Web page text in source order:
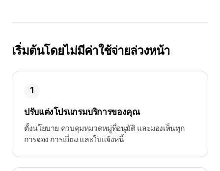
เริ่มต้นโดยไม่มีค่าใช้จ่ายล่วงหน้า
1
ปรับแต่งโปรแกรมบริการของคุณ
ตั้งนโยบาย ควบคุมหมวดหมู่ที่อนุมัติ และมองเห็นทุก
การจอง การเยี่ยม และใบแจ้งหนี้